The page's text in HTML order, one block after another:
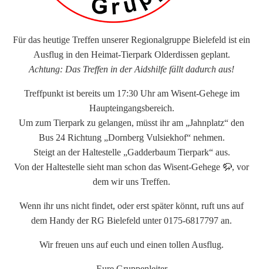
Für das heutige Treffen unserer Regionalgruppe Bielefeld ist ein
Ausflug in den Heimat-Tierpark Olderdissen geplant.
Achtung: Das Treffen in der Aidshilfe fällt dadurch aus!
Treffpunkt ist bereits um 17:30 Uhr am Wisent-Gehege im
Haupteingangsbereich.
Um zum Tierpark zu gelangen, müsst ihr am „Jahnplatz“ den
Bus 24 Richtung „Dornberg Vulsiekhof“ nehmen.
Steigt an der Haltestelle „Gadderbaum Tierpark“ aus.
Von der Haltestelle sieht man schon das Wisent-Gehege 🦬, vor
dem wir uns Treffen.
Wenn ihr uns nicht findet, oder erst später könnt, ruft uns auf
dem Handy der RG Bielefeld unter 0175-6817797 an.
Wir freuen uns auf euch und einen tollen Ausflug.